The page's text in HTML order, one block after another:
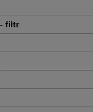
filtr